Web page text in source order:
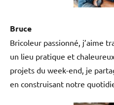
Bruce
Bricoleur passionné, j’aime
un lieu pratique et
projets du week-end, je
en construisant notre